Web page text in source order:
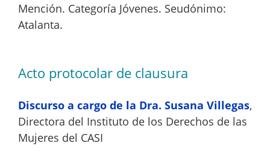
Mención. Categoría Jóvenes. Seudónimo:
Atalanta.
Acto protocolar de clausura
Discurso a cargo de la Dra. Susana Villegas,
Directora del Instituto de los Derechos de las
Mujeres del CASI